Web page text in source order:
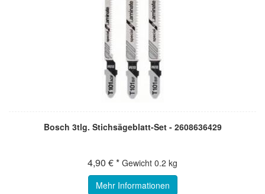
Bosch 3tlg. Stichsägeblatt-Set - 2608636429
4,90 € * Gewicht 0.2 kg
Mehr Informationen